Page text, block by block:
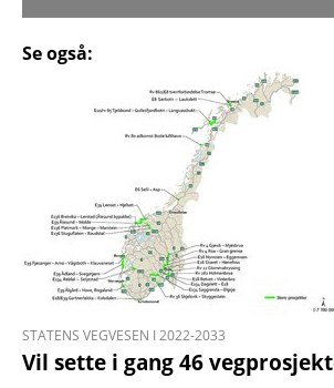
Se også:
STATENS VEGVESEN I 2022-2033
Vil sette i gang 46